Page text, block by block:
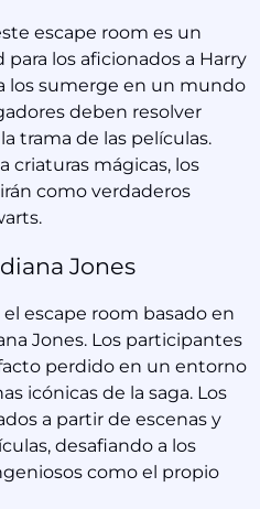
escape room es un
los aficionados a Harry
los sumerge en un mundo
deben resolver
trama de las películas.
criaturas mágicas, los
como verdaderos
Jones
escape room basado en
Jones. Los participantes
perdido en un entorno
icónicas de la saga. Los
a partir de escenas y
desafiando a los
como el propio